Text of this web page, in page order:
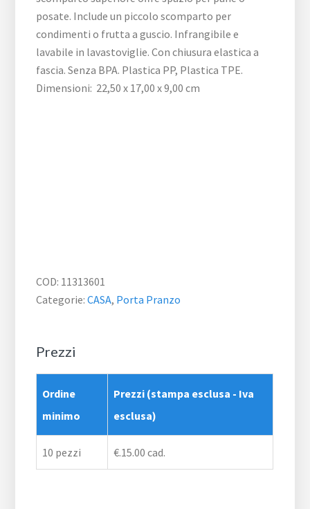
posate. Include un piccolo scomparto per
condimenti o frutta a guscio. Infrangibile e
lavabile in lavastoviglie. Con chiusura elastica a
fascia. Senza BPA. Plastica PP, Plastica TPE.
Dimensioni: 22,50 x 17,00 x 9,00 cm
COD: 11313601
Categorie:CASA, Porta Pranzo
Prezzi
Ordine
minimo
Prezzi (stampa esclusa - Iva
esclusa)
10 pezzi €.15.00 cad.